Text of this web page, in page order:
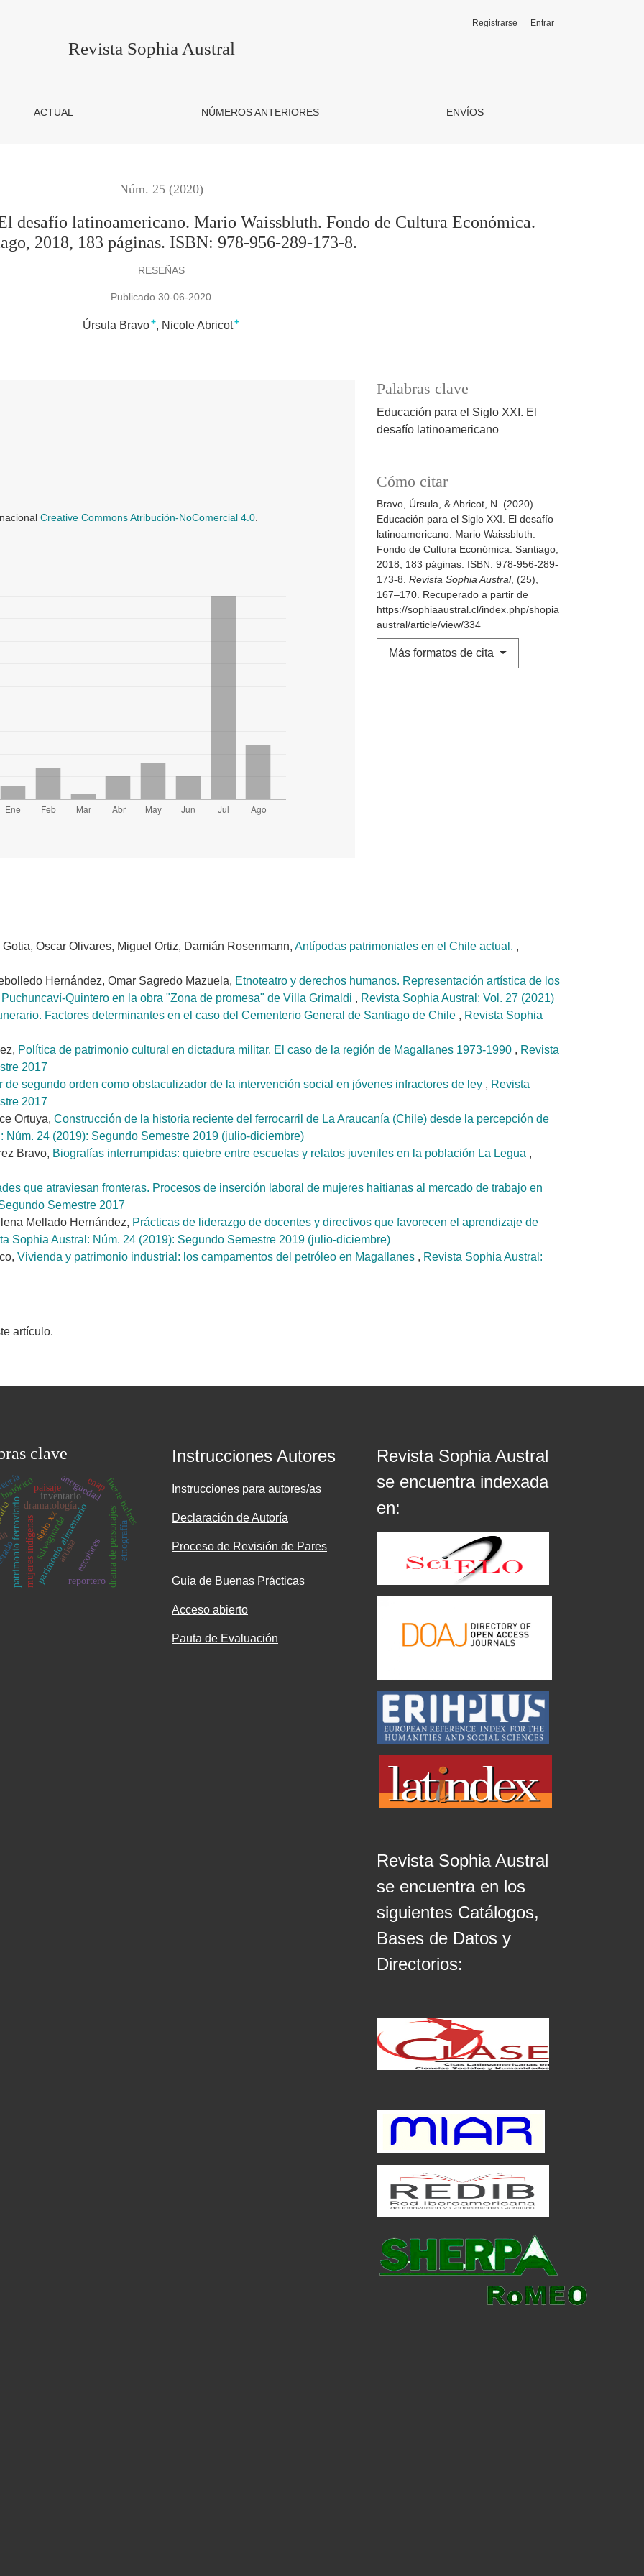
Mario Waissbluth. Fondo de Cultura Económica. Santiago, 2018, 183 páginas. ISBN: 978-956-289-173-8.
Revista Sophia Austral
ACTUAL NÚMEROS ANTERIORES ENVÍOS
Registrarse Entrar
Núm. 25 (2020)
desafío latinoamericano. Mario Waissbluth. Fondo de Cultura Económica.
2018, 183 páginas. ISBN: 978-956-289-173-8.
RESEÑAS
Publicado 30-06-2020
Úrsula Bravo+ Nicole Abricot+
Palabras clave
Educación para el Siglo XXI. El
desafío latinoamericano
Cómo citar
Bravo, Úrsula, & Abricot, N. (2020).
Educación para el Siglo XXI. El desafío
latinoamericano. Mario Waissbluth.
Fondo de Cultura Económica. Santiago,
2018, 183 páginas. ISBN: 978-956-289-
173-8. Revista Sophia Austral, (25),
167–170. Recuperado a partir de
https://sophiaaustral.cl/index.php/shopia
austral/article/view/334
Más formatos de cita
Creative Commons Atribución-NoComercial 4.0.
Oscar Olivares, Miguel Ortiz, Damián Rosenmann, Antípodas patrimoniales en el Chile actual. ,
Hernández, Omar Sagredo Mazuela, Etnoteatro y derechos humanos. Representación artística de los
Quintero en la obra "Zona de promesa" de Villa Grimaldi , Revista Sophia Austral: Vol. 27 (2021)
Factores determinantes en el caso del Cementerio General de Santiago de Chile , Revista Sophia
Política de patrimonio cultural en dictadura militar. El caso de la región de Magallanes 1973-1990 , Revista
2017
de segundo orden como obstaculizador de la intervención social en jóvenes infractores de ley , Revista
2017
Ortuya, Construcción de la historia reciente del ferrocarril de La Araucanía (Chile) desde la percepción de
Núm. 24 (2019): Segundo Semestre 2019 (julio-diciembre)
Bravo, Biografías interrumpidas: quiebre entre escuelas y relatos juveniles en la población La Legua ,
que atraviesan fronteras. Procesos de inserción laboral de mujeres haitianas al mercado de trabajo en
Semestre 2017
Mellado Hernández, Prácticas de liderazgo de docentes y directivos que favorecen el aprendizaje de
Sophia Austral: Núm. 24 (2019): Segundo Semestre 2019 (julio-diciembre)
Vivienda y patrimonio industrial: los campamentos del petróleo en Magallanes , Revista Sophia Austral:
artículo.
clave
escolares
parimonio alimentario
patrimonio ferroviario dramatología
drama de personajes
fuerte bulnes
salvaguarda
antiguedad
inventario
siglo xx etnografía
paisaje enap
reportero
mujeres indígenas artista
Instrucciones Autores
Instrucciones para autores/as
Declaración de Autoría
Proceso de Revisión de Pares
Guía de Buenas Prácticas
Acceso abierto
Pauta de Evaluación
Revista Sophia Austral
se encuentra indexada
en:
Revista Sophia Austral
se encuentra en los
siguientes Catálogos,
Bases de Datos y
Directorios: